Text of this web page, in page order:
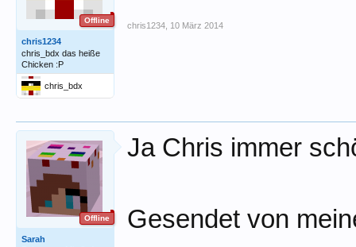
Offline
chris1234
chris_bdx das heiße
Chicken :P
chris_bdx
chris1234 10 März 2014
Offline
Sarah
Ja Chris immer
Gesendet von